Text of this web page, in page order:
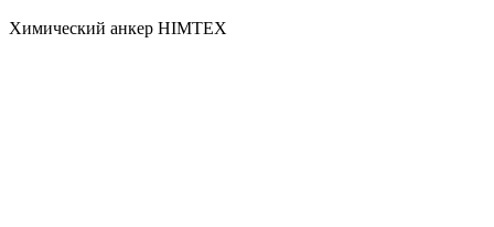
Химический анкер HIMTEX